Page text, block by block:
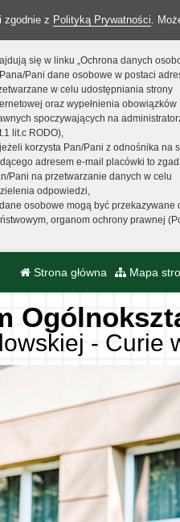
zgodnie z Polityką Prywatności.
się w linku „Ochrona danych
Pani dane osobowe w postaci
w celu udostępniania strony
oraz wypełnienia obowiązków
spoczywających na
lit.c RODO),
korzysta Pan/Pani z odnośnika na
adresem e-mail placówki to
Pani na przetwarzanie danych w celu
odpowiedzi,
osobowe mogą być przekazywane
organom ochrony prawnej
Strona główna Mapa
- Curie